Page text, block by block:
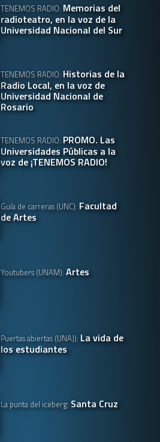
TENEMOS RADIO: Memorias del
radioteatro, en la voz de la
Universidad Nacional del Sur
TENEMOS RADIO: Historias de la
Radio Local, en la voz de
Universidad Nacional de
Rosario
TENEMOS RADIO: PROMO. Las
Universidades Públicas a la
voz de ¡TENEMOS RADIO!
Guía de carreras (UNC): Facultad
de Artes
Youtubers (UNAM):Artes
Puertas abiertas (UNAJ): La vida de
los estudiantes
La punta del iceberg: Santa Cruz